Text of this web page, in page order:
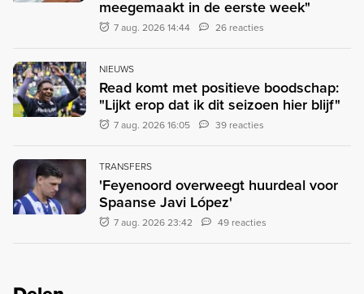
meegemaakt in de eerste week"
7 aug. 2026 14:44 26 reacties
NIEUWS
Read komt met positieve boodschap:
"Lijkt erop dat ik dit seizoen hier blijf"
7 aug. 2026 16:05 39 reacties
TRANSFERS
'Feyenoord overweegt huurdeal voor
Spaanse Javi López'
7 aug. 2026 23:42 49 reacties